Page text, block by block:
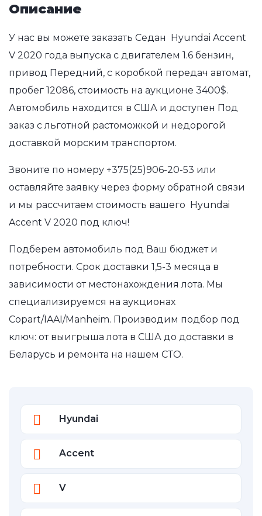
Описание
У нас вы можете заказать Седан Hyundai Accent
V 2020 года выпуска с двигателем 1.6 бензин,
привод Передний, с коробкой передач автомат,
пробег 12086, стоимость на аукционе 3400$.
Автомобиль находится в США и доступен Под
заказ с льготной растоможкой и недорогой
доставкой морским транспортом.
Звоните по номеру +375(25)906-20-53 или
оставляйте заявку через форму обратной связи
и мы рассчитаем стоимость вашего Hyundai
Accent V 2020 под ключ!
Подберем автомобиль под Ваш бюджет и
потребности. Срок доставки 1,5-3 месяца в
зависимости от местонахождения лота. Мы
специализируемся на аукционах
Copart/IAAI/Manheim. Производим подбор под
ключ: от выигрыша лота в США до доставки в
Беларусь и ремонта на нашем СТО.
Hyundai
Accent
V